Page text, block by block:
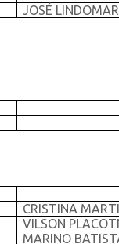
JOSÉ
CRISTINA
VILSON
MARINO